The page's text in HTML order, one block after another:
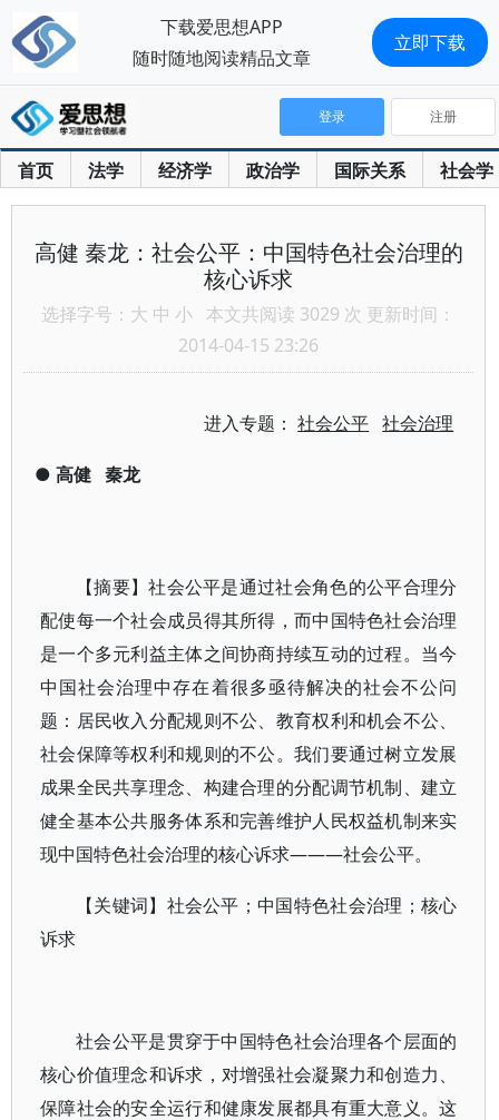
首页 法学 经济学 政治学 国际关系 社会学
登录 注册
高健 秦龙：社会公平：中国特色社会治理的
核心诉求
选择字号： 大 中 小 本文共阅读 3029 次 更新时间：
2014-04-15 23:26
进入专题：社会公平 社会治理
● 高健 秦龙
【摘要】社会公平是通过社会角色的公平合理分
配使每一个社会成员得其所得，而中国特色社会治理
是一个多元利益主体之间协商持续互动的过程。当今
中国社会治理中存在着很多亟待解决的社会不公问
题：居民收入分配规则不公、教育权利和机会不公、
社会保障等权利和规则的不公。我们要通过树立发展
成果全民共享理念、构建合理的分配调节机制、建立
健全基本公共服务体系和完善维护人民权益机制来实
现中国特色社会治理的核心诉求———社会公平。
【关键词】社会公平；中国特色社会治理；核心
诉求
社会公平是贯穿于中国特色社会治理各个层面的
核心价值理念和诉求，对增强社会凝聚力和创造力、
保障社会的安全运行和健康发展都具有重大意义。这
下载爱思想APP
随时随地阅读精品文章
立即下载